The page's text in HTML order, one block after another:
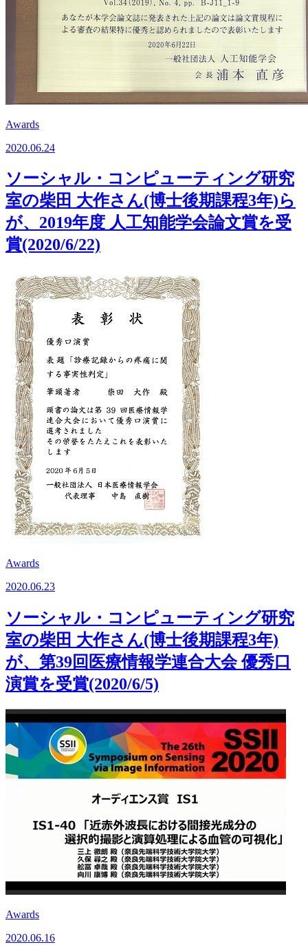
Awards
2020.06.24
ソーシャル・コンピューティング研究
室の柴田 大作さん(博士後期課程3年)ら
が、2019年度 人工知能学会論文賞を受
賞(2020/6/22)
Awards
2020.06.23
ソーシャル・コンピューティング研究
室の柴田 大作さん(博士後期課程3年)
が、第39回医療情報学連合大会 優秀口
演賞を受賞(2020/6/5)
Awards
2020.06.16